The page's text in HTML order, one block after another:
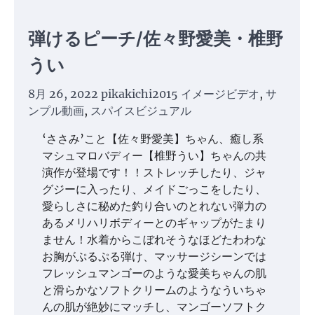
弾けるピーチ/佐々野愛美・椎野
うい
8月 26, 2022 pikakichi2015 イメージビデオ , サ
ンプル動画, スパイスビジュアル
‘ささみ’こと【佐々野愛美】ちゃん、癒し系
マシュマロバディー【椎野うい】ちゃんの共
演作が登場です！！ストレッチしたり、ジャ
グジーに入ったり、メイドごっこをしたり、
愛らしさに秘めた釣り合いのとれない弾力の
あるメリハリボディーとのギャップがたまり
ません！水着からこぼれそうなほどたわわな
お胸がぷるぷる弾け、マッサージシーンでは
フレッシュマンゴーのような愛美ちゃんの肌
と滑らかなソフトクリームのようなういちゃ
んの肌が絶妙にマッチし、マンゴーソフトク